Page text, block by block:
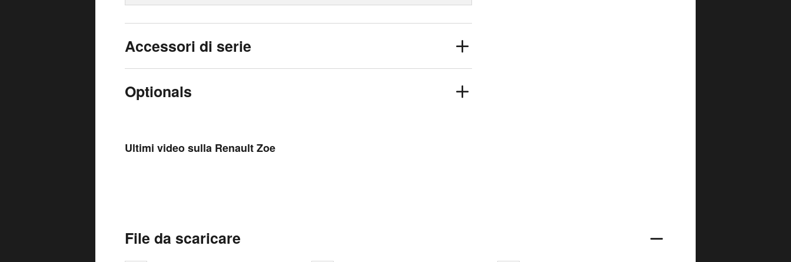
Accessori di serie
Optionals
Ultimi video sulla Renault Zoe
File da scaricare